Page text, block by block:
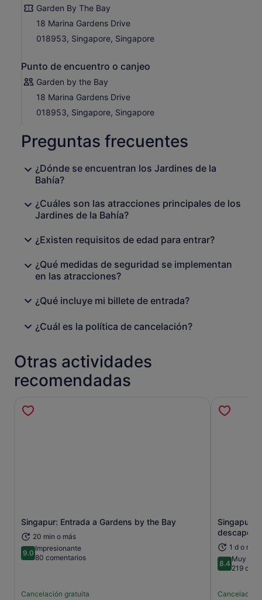
de verdor espectacular, con vegetación típicamente
autóctona de hábitats situados a 2.000 metros sobre el
nivel del mar.
Antes de terminar tu visita, asegúrate de echar un
Orquídea Polilla, una sorprendente selección de
orquídeas que forman una floración en cascada.
Garden By The Bay
18 Marina Gardens Drive
018953, Singapore, Singapore
Punto de encuentro o canjeo
Garden by the Bay
18 Marina Gardens Drive
018953, Singapore, Singapore
Preguntas frecuentes
¿Dónde se encuentran los Jardines de la
Bahía?
¿Cuáles son las atracciones principales de los
Jardines de la Bahía?
¿Existen requisitos de edad para entrar?
¿Qué medidas de seguridad se implementan
en las atracciones?
¿Qué incluye mi billete de entrada?
¿Cuál es la política de cancelación?
Otras actividades
recomendadas
Singapur: Entrada a Gardens by the Bay
20 min o más
9.09.0 sobre 10
Impresionante
80 comentarios
Cancelación gratuita
Se abre en una pestaña nueva
Singapur
1 d o más
8.48.4 sobre
Muy bien
219
Cancelación